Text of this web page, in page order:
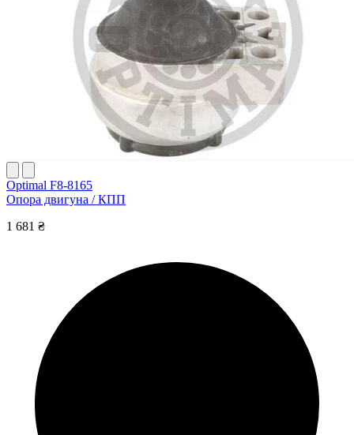
Optimal F8-8165
Опора двигуна / КПП
1 681 ₴